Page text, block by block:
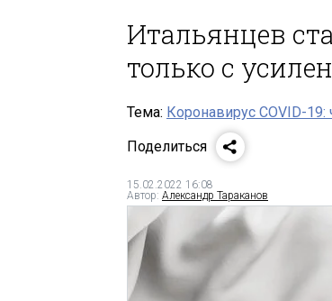
Итальянцев
только с
Тема: Коронавирус COVID-19:
Поделиться
15.02.2022 16:08
Автор: Александр Тараканов